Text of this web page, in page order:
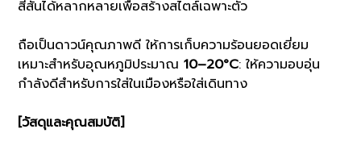
สีสันได้หลากหลายเพื่อสร้างสไตล์เฉพาะตัว
ถือเป็นดาวน์คุณภาพดี ให้การเก็บความร้อนยอดเยี่ยม
เหมาะสำหรับอุณหภูมิประมาณ 10–20°C: ให้ความอบอุ่น
กำลังดีสำหรับการใส่ในเมืองหรือใส่เดินทาง
[วัสดุและคุณสมบัติ]